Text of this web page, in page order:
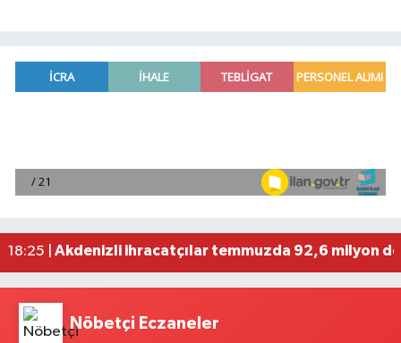
18:41 |
Bakan Yumaklı, 688 milyon 200 bin lira
19:38 |VakıfBank'tan 2026'nın ilk yarısında 30 milyar
Nöbetçi Eczaneler